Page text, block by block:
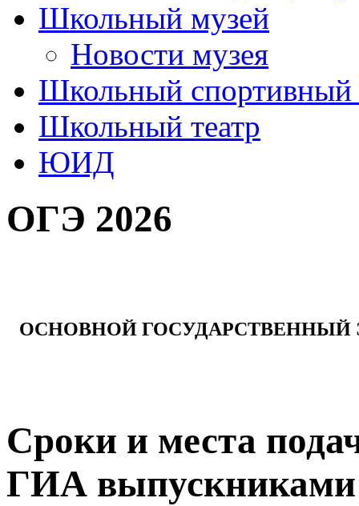
Школьный музей
Новости музея
Школьный спортивный
Школьный театр
ЮИД
ОГЭ 2026
ОСНОВНОЙ ГОСУДАРСТВЕННЫЙ
Сроки и места
ГИА выпускниками